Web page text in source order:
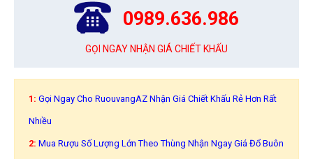
0989.636.986
GỌI NGAY NHẬN GIÁ CHIẾT KHẤU
1: Gọi Ngay Cho RuouvangAZ Nhận Giá Chiết Khấu Rẻ Hơn Rất
Nhiều
2: Mua Rượu Số Lượng Lớn Theo Thùng Nhận Ngay Giá Đổ Buôn